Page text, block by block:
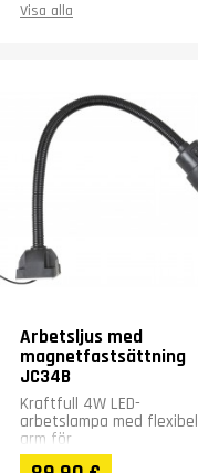
Visa alla
Arbetsljus med
magnetfastsättning
JC34B
Kraftfull 4W LED-
arbetslampa med flexibel
arm för
bearbetningsmaskiner.